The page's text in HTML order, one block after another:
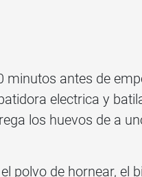
minutos antes de
electrica y
los huevos de a
polvo de hornear, el